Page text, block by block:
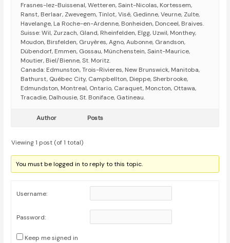
Frasnes-lez-Buissenal, Wetteren, Saint-Nicolas, Kortessem,
Ranst, Berlaar, Zwevegem, Tinlot, Visé, Gedinne, Veurne, Zulte,
Havelange, La Roche-en-Ardenne, Bonheiden, Donceel, Braives.
Suisse: Wil, Zurzach, Gland, Rheinfelden, Elgg, Uzwil, Monthey,
Moudon, Birsfelden, Gruyères, Agno, Aubonne, Grandson,
Dübendorf, Emmen, Gossau, Münchenstein, Saint-Maurice,
Moutier, Biel/Bienne, St. Moritz.
Canada: Edmunston, Trois-Rivieres, New Brunswick, Manitoba,
Bathurst, Québec City, Campbellton, Dieppe, Sherbrooke,
Edmundston, Montreal, Ontario, Caraquet, Moncton, Ottawa,
Tracadie, Dalhousie, St. Boniface, Gatineau.
Author Posts
Viewing 1 post (of 1 total)
You must be logged in to reply to this topic.
Username:
Password:
Keep me signed in